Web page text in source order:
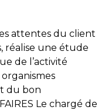
attentes du client
réalise une étude
de l’activité
du bon
Le chargé de